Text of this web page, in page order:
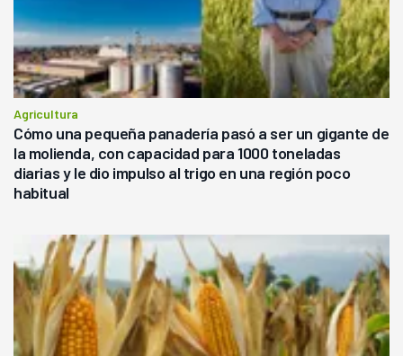
Agricultura
Cómo una pequeña panadería pasó a ser un gigante de
la molienda, con capacidad para 1000 toneladas
diarias y le dio impulso al trigo en una región poco
habitual